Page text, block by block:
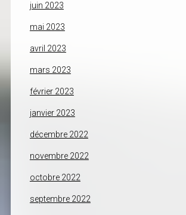
juin 2023
mai 2023
avril 2023
mars 2023
février 2023
janvier 2023
décembre 2022
novembre 2022
octobre 2022
septembre 2022